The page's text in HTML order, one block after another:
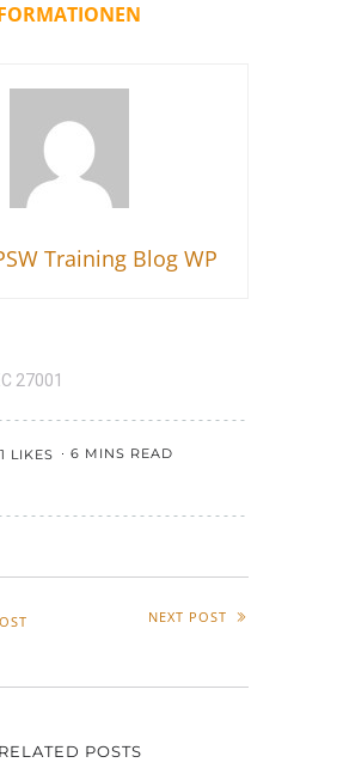
Training Blog WP
27001
LIKES 6 MINS READ
NEXT POST
RELATED POSTS